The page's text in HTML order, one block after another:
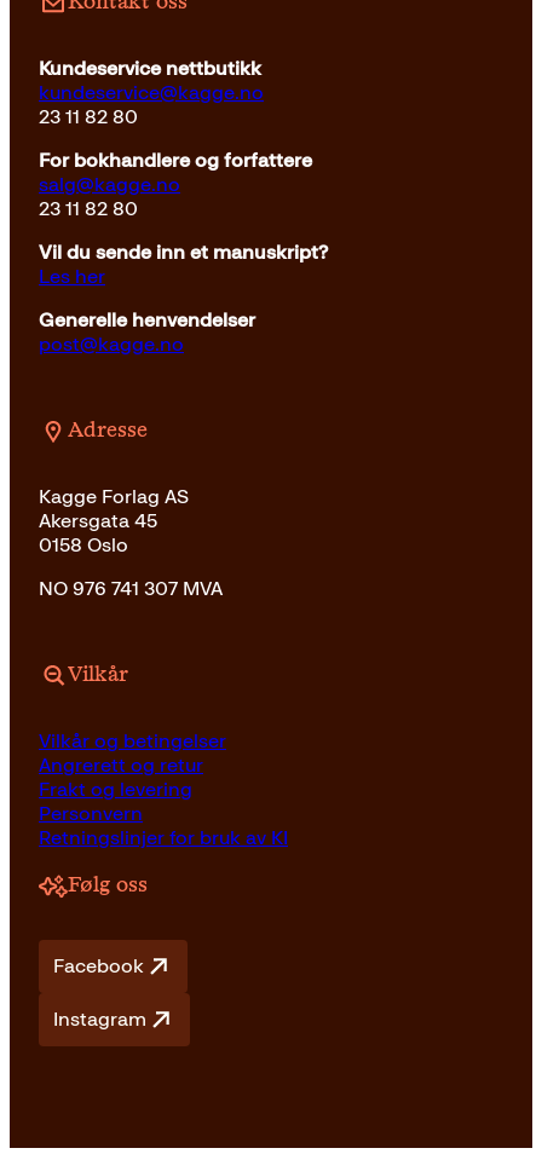
Kundeservice nettbutikk
kundeservice@kagge.no
23 11 82 80
For bokhandlere og forfattere
salg@kagge.no
23 11 82 80
Vil du sende inn et manuskript?
Les her
Generelle henvendelser
post@kagge.no
Adresse
Kagge Forlag AS
Akersgata 45
0158 Oslo
NO 976 741 307 MVA
Vilkår
Vilkår og betingelser
Angrerett og retur
Frakt og levering
Personvern
Retningslinjer for bruk av KI
Følg oss
Facebook
Instagram